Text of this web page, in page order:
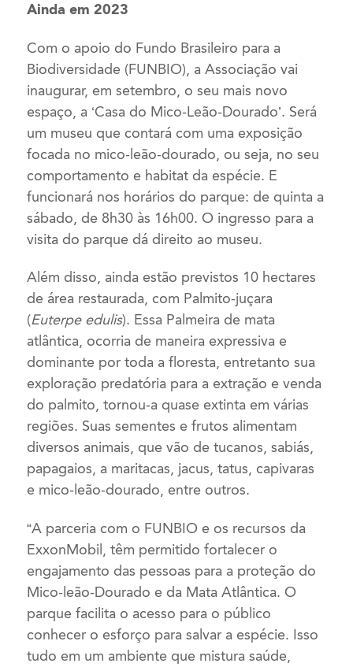
Ainda em 2023
Com o apoio do Fundo Brasileiro para a
Biodiversidade (FUNBIO), a Associação vai
inaugurar, em setembro, o seu mais novo
espaço, a ‘Casa do Mico-Leão-Dourado’. Será
um museu que contará com uma exposição
focada no mico-leão-dourado, ou seja, no seu
comportamento e habitat da espécie. E
funcionará nos horários do parque: de quinta a
sábado, de 8h30 às 16h00. O ingresso para a
visita do parque dá direito ao museu.
Além disso, ainda estão previstos 10 hectares
de área restaurada, com Palmito-juçara
(Euterpe edulis). Essa Palmeira de mata
atlântica, ocorria de maneira expressiva e
dominante por toda a floresta, entretanto sua
exploração predatória para a extração e venda
do palmito, tornou-a quase extinta em várias
regiões. Suas sementes e frutos alimentam
diversos animais, que vão de tucanos, sabiás,
papagaios, a maritacas, jacus, tatus, capivaras
e mico-leão-dourado, entre outros.
“A parceria com o FUNBIO e os recursos da
ExxonMobil, têm permitido fortalecer o
engajamento das pessoas para a proteção do
Mico-leão-Dourado e da Mata Atlântica. O
parque facilita o acesso para o público
conhecer o esforço para salvar a espécie. Isso
tudo em um ambiente que mistura saúde,